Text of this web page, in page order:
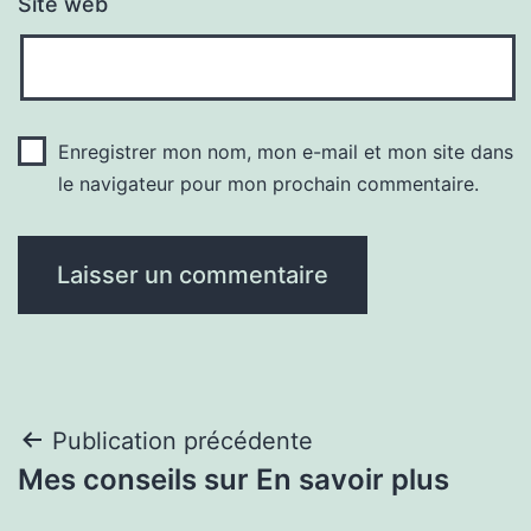
Enregistrer mon nom, mon e-mail et mon site dans
le navigateur pour mon prochain commentaire.
Navigation
de
Publication précédente
Mes conseils sur En savoir plus